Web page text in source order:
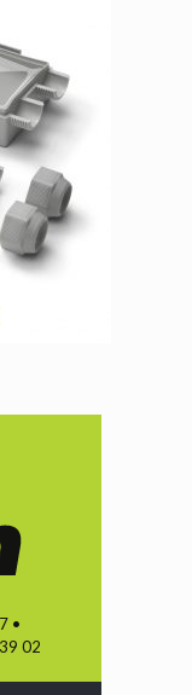
•
02